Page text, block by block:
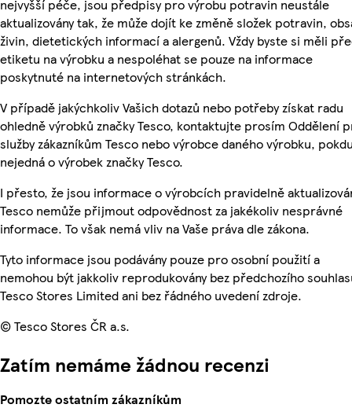
nejvyšší péče, jsou předpisy pro výrobu potravin neustále
aktualizovány tak, že může dojít ke změně složek potravin,
živin, dietetických informací a alergenů. Vždy byste si měli
etiketu na výrobku a nespoléhat se pouze na informace
poskytnuté na internetových stránkách.
V případě jakýchkoliv Vašich dotazů nebo potřeby získat radu
ohledně výrobků značky Tesco, kontaktujte prosím Oddělení
služby zákazníkům Tesco nebo výrobce daného výrobku,
nejedná o výrobek značky Tesco.
I přesto, že jsou informace o výrobcích pravidelně
Tesco nemůže přijmout odpovědnost za jakékoliv nesprávné
informace. To však nemá vliv na Vaše práva dle zákona.
Tyto informace jsou podávány pouze pro osobní použití a
nemohou být jakkoliv reprodukovány bez předchozího
Tesco Stores Limited ani bez řádného uvedení zdroje.
© Tesco Stores ČR a.s.
Zatím nemáme žádnou recenzi
Pomozte ostatním zákazníkům